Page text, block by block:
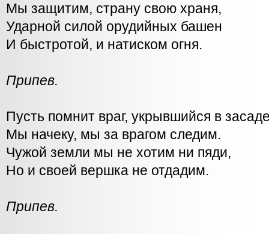
Мы защитим, страну свою храня,
Ударной силой орудийных башен
И быстротой, и натиском огня.
Припев.
Пусть помнит враг, укрывшийся в
Мы начеку, мы за врагом следим.
Чужой земли мы не хотим ни пяди,
Но и своей вершка не отдадим.
Припев.